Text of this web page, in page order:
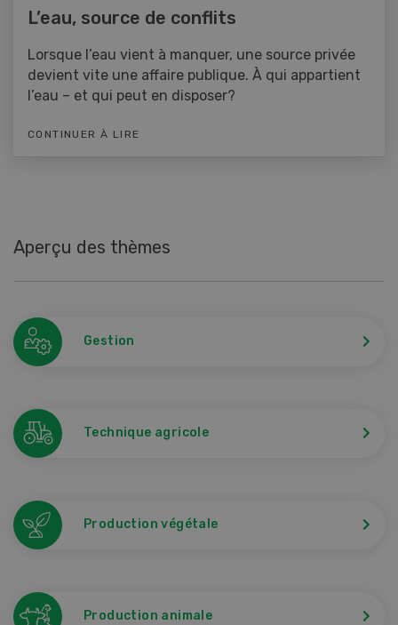
L’eau, source de conflits
Lorsque l’eau vient à manquer, une source privée
devient vite une affaire publique. À qui appartient
l’eau – et qui peut en disposer?
CONTINUER À LIRE
Aperçu des thèmes
Gestion
Technique agricole
Production végétale
Production animale